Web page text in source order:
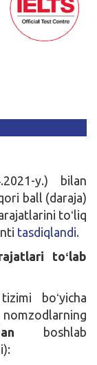
y.) bilan
ball (daraja)
toʻliq
tasdiqlandi.
toʻlab
boʻyicha
boshlab